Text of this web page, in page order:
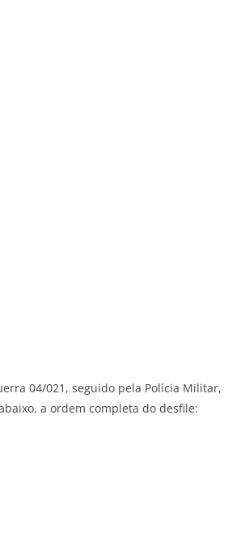
04/021, seguido pela Polícia Militar,
a ordem completa do desfile: